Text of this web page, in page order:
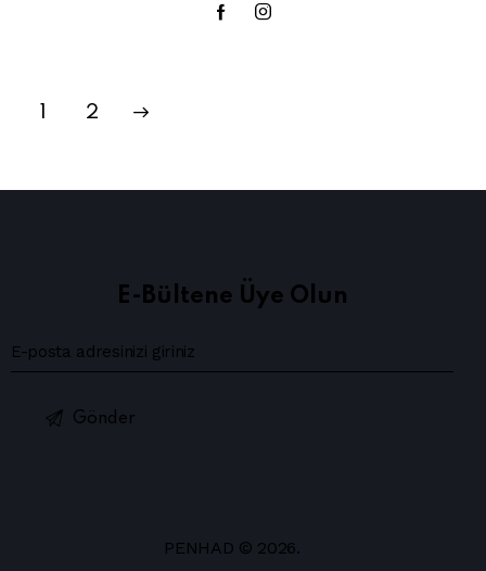
2
E-Bültene Üye Olun
PENHAD © 2026.